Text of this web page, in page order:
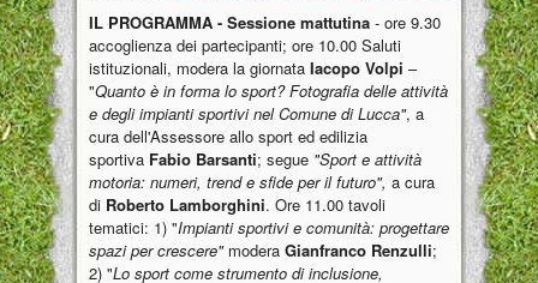
IL PROGRAMMA - Sessione mattutina - ore 9.30
accoglienza dei partecipanti; ore 10.00 Saluti
istituzionali, modera la giornata Iacopo Volpi –
"Quanto è in forma lo sport? Fotografia delle attività
e degli impianti sportivi nel Comune di Lucca", a
cura dell'Assessore allo sport ed edilizia
sportiva Fabio Barsanti; segue "Sport e attività
motoria: numeri, trend e sfide per il futuro", a cura
di Roberto Lamborghini. Ore 11.00 tavoli
tematici: 1) "Impianti sportivi e comunità: progettare
spazi per crescere" modera Gianfranco Renzulli;
2) "Lo sport come strumento di inclusione,